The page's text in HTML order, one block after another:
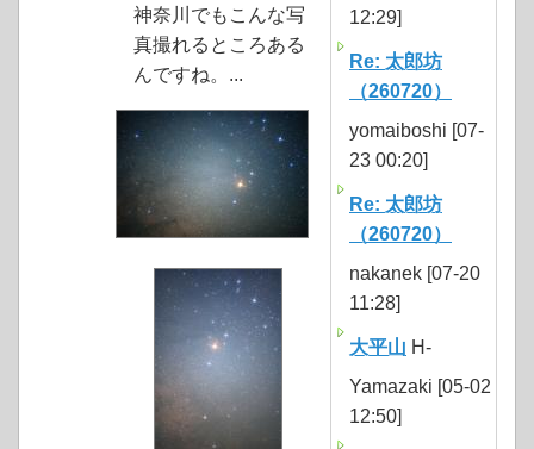
神奈川でもこんな写
真撮れるところある
んですね。...
12:29]
Re: 太郎坊
（260720）
yomaiboshi [07-
23 00:20]
Re: 太郎坊
（260720）
nakanek [07-20
11:28]
大平山 H-
Yamazaki [05-02
12:50]